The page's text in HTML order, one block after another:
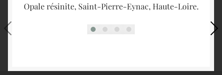
Opale résinite, Saint-Pierre-Eynac, Haute-Loire.